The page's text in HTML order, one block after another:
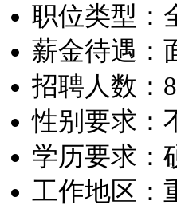
职位类型：
薪金待遇：
招聘人数：
性别要求：
学历要求：
工作地区：